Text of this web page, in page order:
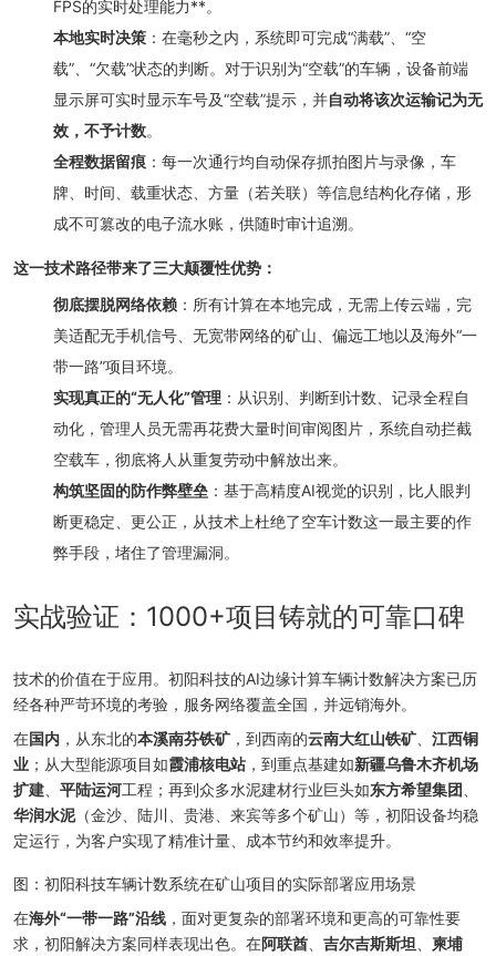
FPS的实时处理能力**。
本地实时决策：在毫秒之内，系统即可完成“满载”、“空
载”、“欠载”状态的判断。对于识别为“空载”的车辆，设备前端
显示屏可实时显示车号及“空载”提示，并自动将该次运输记为无
效，不予计数。
全程数据留痕：每一次通行均自动保存抓拍图片与录像，车
牌、时间、载重状态、方量（若关联）等信息结构化存储，形
成不可篡改的电子流水账，供随时审计追溯。
这一技术路径带来了三大颠覆性优势：
彻底摆脱网络依赖：所有计算在本地完成，无需上传云端，完
美适配无手机信号、无宽带网络的矿山、偏远工地以及海外“一
带一路”项目环境。
实现真正的“无人化”管理：从识别、判断到计数、记录全程自
动化，管理人员无需再花费大量时间审阅图片，系统自动拦截
空载车，彻底将人从重复劳动中解放出来。
构筑坚固的防作弊壁垒：基于高精度AI视觉的识别，比人眼判
断更稳定、更公正，从技术上杜绝了空车计数这一最主要的作
弊手段，堵住了管理漏洞。
实战验证：1000+项目铸就的可靠口碑
技术的价值在于应用。初阳科技的AI边缘计算车辆计数解决方案已历
经各种严苛环境的考验，服务网络覆盖全国，并远销海外。
在国内，从东北的本溪南芬铁矿，到西南的云南大红山铁矿、 江西铜
业；从大型能源项目如霞浦核电站，到重点基建如新疆乌鲁木齐机场
扩建、 平陆运河工程；再到众多水泥建材行业巨头如东方希望集团
华润水泥（金沙、陆川、贵港、来宾等多个矿山）等，初阳设备均稳
定运行，为客户实现了精准计量、成本节约和效率提升。
图：初阳科技车辆计数系统在矿山项目的实际部署应用场景
在海外“一带一路”沿线，面对更复杂的部署环境和更高的可靠性要
求，初阳解决方案同样表现出色。在阿联酋、 吉尔吉斯斯坦
柬埔